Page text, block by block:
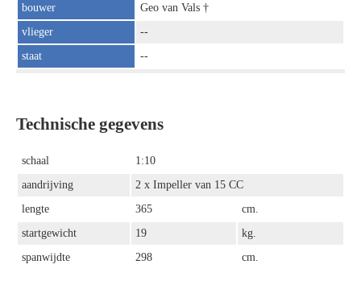
bouwer
Geo van Vals †
vlieger
--
staat
--
Technische gegevens
schaal
1:10
aandrijving
2 x Impeller van 15 CC
lengte
365
cm.
startgewicht
19
kg.
spanwijdte
298 cm.